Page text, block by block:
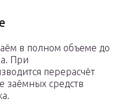
в полном объеме до
При
перерасчёт
заёмных средств